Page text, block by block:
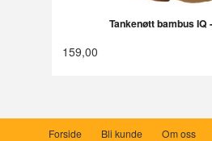
Tankenøtt bambus IQ
159,00
Forside Bli kunde Om oss